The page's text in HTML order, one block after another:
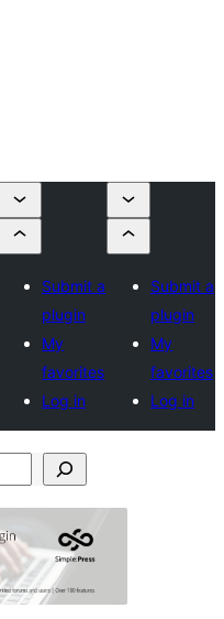
Submit a
plugin
My
favorites
Log in
Submit a
plugin
My
favorites
Log in